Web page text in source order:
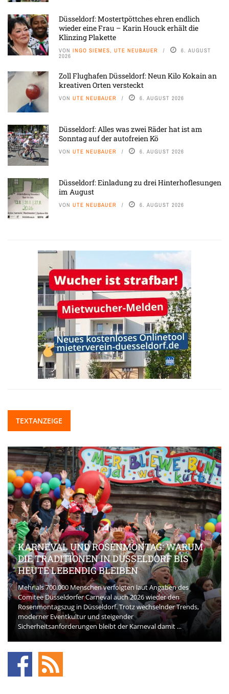
Düsseldorf: Mostertpöttches ehren endlich
wieder eine Frau – Karin Houck erhält die
Klinzing Plakette
VON INGO SIEMES, UTE NEUBAUER 6. AUGUST
2026
Zoll Flughafen Düsseldorf: Neun Kilo Kokain an
kreativen Orten versteckt
VON UTE NEUBAUER 6. AUGUST 2026
Düsseldorf: Alles was zwei Räder hat ist am
Sonntag auf der autofreien Kö
VON UTE NEUBAUER 6. AUGUST 2026
Düsseldorf: Einladung zu drei Hinterhoflesungen
im August
VON UTE NEUBAUER 6. AUGUST 2026
TEXTANZEIGE
KARNEVAL UND ROSENMONTAG: WARUM
DIE TRADITIONEN IN DÜSSELDORF BIS
HEUTE LEBENDIG BLEIBEN
Mehr als 700.000 Menschen verfolgten laut Angaben des
Comitee Düsseldorfer Carneval auch 2026 wieder den
Rosenmontagszug in Düsseldorf. Trotz wechselnder Trends,
moderner Eventkultur und steigender
Sicherheitsanforderungen bleibt der Karneval damit ...